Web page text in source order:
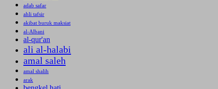
adab safar
ahli tafsir
akibat buruk maksiat
al-Albani
al-qur'an
ali al-halabi
amal saleh
amal shalih
arak